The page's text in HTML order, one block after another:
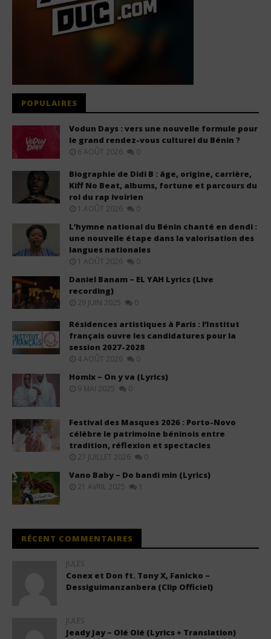
POPULAIRES
Vodun Days : vers une nouvelle formule pour
le grand rendez-vous culturel du Bénin ?
6 AOÛT 2026 0
Biographie de Didi B : âge, origine, carrière,
Kiff No Beat, albums, fortune et parcours du
roi du rap ivoirien
1 AOÛT 2026 0
L’hymne national du Bénin chanté en dendi :
une nouvelle étape dans la valorisation des
langues nationales
1 AOÛT 2026 0
Daniel Banam – EL YAH Lyrics (Live
recording)
29 JUIN 2025 0
Résidences artistiques à Paris : l’Institut
français ouvre les candidatures pour la
session 2027-2028
4 AOÛT 2026 0
Homix – On y va (Lyrics)
9 MAI 2025 0
Festival des Masques 2026 : Porto-Novo
célèbre le patrimoine béninois entre
tradition, réflexion et spectacles
27 JUILLET 2026 0
Vano Baby – Do bandi min (Lyrics)
21 AVRIL 2025 1
RÉCENT COMMENTAIRES
JULES
Conex et Don ft. Tony X, Fanicko –
Dessiguimanzanbera (Clip Officiel)
JULES
Jeady Jay – Olé Olé (Lyrics + Translation)